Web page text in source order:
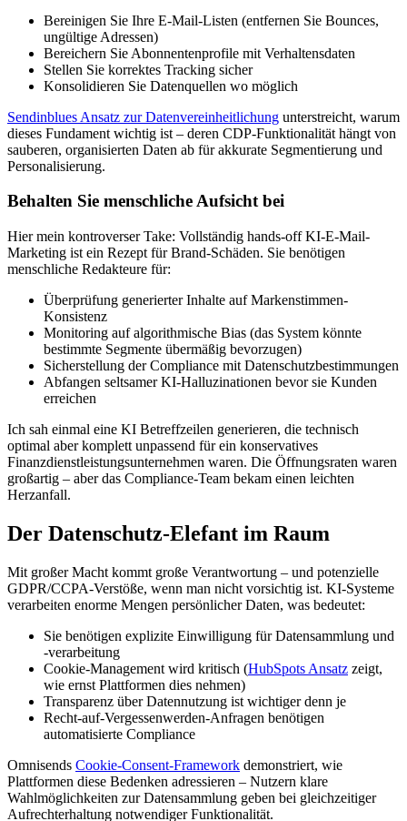
Bereinigen Sie Ihre E-Mail-Listen (entfernen Sie Bounces,
ungültige Adressen)
Bereichern Sie Abonnentenprofile mit Verhaltensdaten
Stellen Sie korrektes Tracking sicher
Konsolidieren Sie Datenquellen wo möglich
Sendinblues Ansatz zur Datenvereinheitlichung unterstreicht, warum
dieses Fundament wichtig ist – deren CDP-Funktionalität hängt von
sauberen, organisierten Daten ab für akkurate Segmentierung und
Personalisierung.
Behalten Sie menschliche Aufsicht bei
Hier mein kontroverser Take: Vollständig hands-off KI-E-Mail-
Marketing ist ein Rezept für Brand-Schäden. Sie benötigen
menschliche Redakteure für:
Überprüfung generierter Inhalte auf Markenstimmen-
Konsistenz
Monitoring auf algorithmische Bias (das System könnte
bestimmte Segmente übermäßig bevorzugen)
Sicherstellung der Compliance mit Datenschutzbestimmungen
Abfangen seltsamer KI-Halluzinationen bevor sie Kunden
erreichen
Ich sah einmal eine KI Betreffzeilen generieren, die technisch
optimal aber komplett unpassend für ein konservatives
Finanzdienstleistungsunternehmen waren. Die Öffnungsraten waren
großartig – aber das Compliance-Team bekam einen leichten
Herzanfall.
Der Datenschutz-Elefant im Raum
Mit großer Macht kommt große Verantwortung – und potenzielle
GDPR/CCPA-Verstöße, wenn man nicht vorsichtig ist. KI-Systeme
verarbeiten enorme Mengen persönlicher Daten, was bedeutet:
Sie benötigen explizite Einwilligung für Datensammlung und
-verarbeitung
Cookie-Management wird kritisch (HubSpots Ansatz zeigt,
wie ernst Plattformen dies nehmen)
Transparenz über Datennutzung ist wichtiger denn je
Recht-auf-Vergessenwerden-Anfragen benötigen
automatisierte Compliance
Omnisends Cookie-Consent-Framework demonstriert, wie
Plattformen diese Bedenken adressieren – Nutzern klare
Wahlmöglichkeiten zur Datensammlung geben bei gleichzeitiger
Aufrechterhaltung notwendiger Funktionalität.